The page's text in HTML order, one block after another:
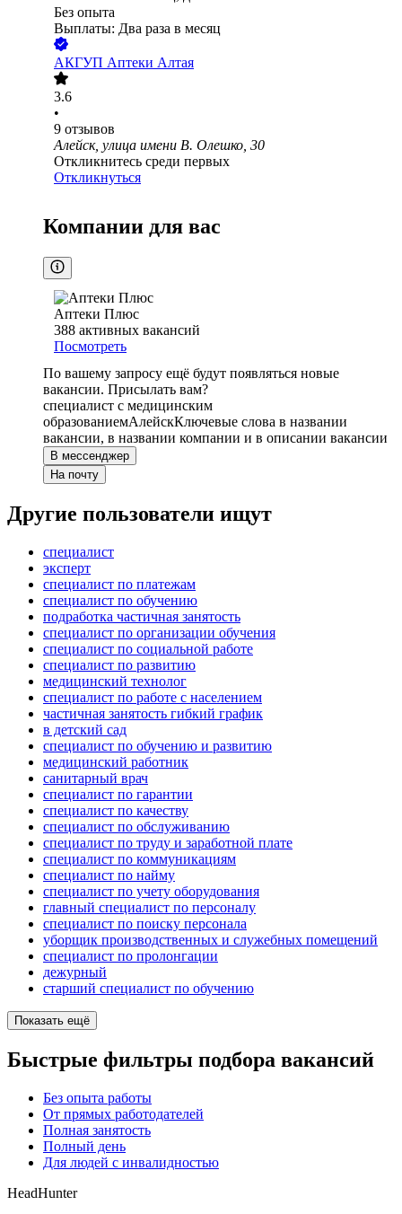
Без опыта
Выплаты: Два раза в месяц
АКГУП Аптеки Алтая
3.6
•
9 отзывов
Алейск, улица имени В. Олешко, 30
Откликнитесь среди первых
Откликнуться
Компании для вас
Аптеки Плюс
388 активных вакансий
Посмотреть
По вашему запросу ещё будут появляться новые
вакансии. Присылать вам?
специалист с медицинским
образованиемАлейскКлючевые слова в названии
вакансии, в названии компании и в описании вакансии
В мессенджер
На почту
Другие пользователи ищут
специалист
эксперт
специалист по платежам
специалист по обучению
подработка частичная занятость
специалист по организации обучения
специалист по социальной работе
специалист по развитию
медицинский технолог
специалист по работе с населением
частичная занятость гибкий график
в детский сад
специалист по обучению и развитию
медицинский работник
санитарный врач
специалист по гарантии
специалист по качеству
специалист по обслуживанию
специалист по труду и заработной плате
специалист по коммуникациям
специалист по найму
специалист по учету оборудования
главный специалист по персоналу
специалист по поиску персонала
уборщик производственных и служебных помещений
специалист по пролонгации
дежурный
старший специалист по обучению
Показать ещё
Быстрые фильтры подбора вакансий
Без опыта работы
От прямых работодателей
Полная занятость
Полный день
Для людей с инвалидностью
HeadHunter